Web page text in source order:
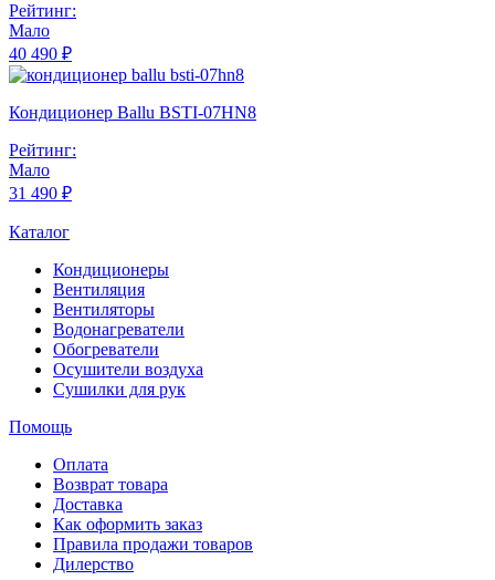
Рейтинг:
Мало
40 490 ₽
Кондиционер Ballu BSTI-07HN8
Рейтинг:
Мало
31 490 ₽
Каталог
Кондиционеры
Вентиляция
Вентиляторы
Водонагреватели
Обогреватели
Осушители воздуха
Сушилки для рук
Помощь
Оплата
Возврат товара
Доставка
Как оформить заказ
Правила продажи товаров
Дилерство